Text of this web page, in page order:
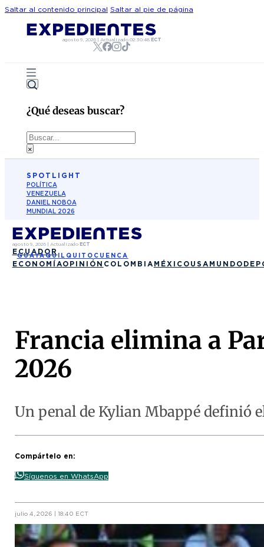
Saltar al contenido principal Saltar al pie de página
agosto 9, 2026 |Actualizado02:30:48 ECT
¿Qué deseas buscar?
Buscar
×
SPOTLIGHT
POLÍTICA
VENEZUELA
DANIEL NOBOA
MUNDIAL 2026
agosto 9, 2026| Actualizado ECT
ECUADOR
GUAYAQUIL QUITO CUENCA
ECONOMÍAOPINIÓN COLOMBIA MÉXICO USA MUNDO
Francia elimina a
2026
Un penal de Kylian Mbappé definió
Compártelo en:
Síguenos en WhatsApp
julio 4, 2026 | 18:40 ECT